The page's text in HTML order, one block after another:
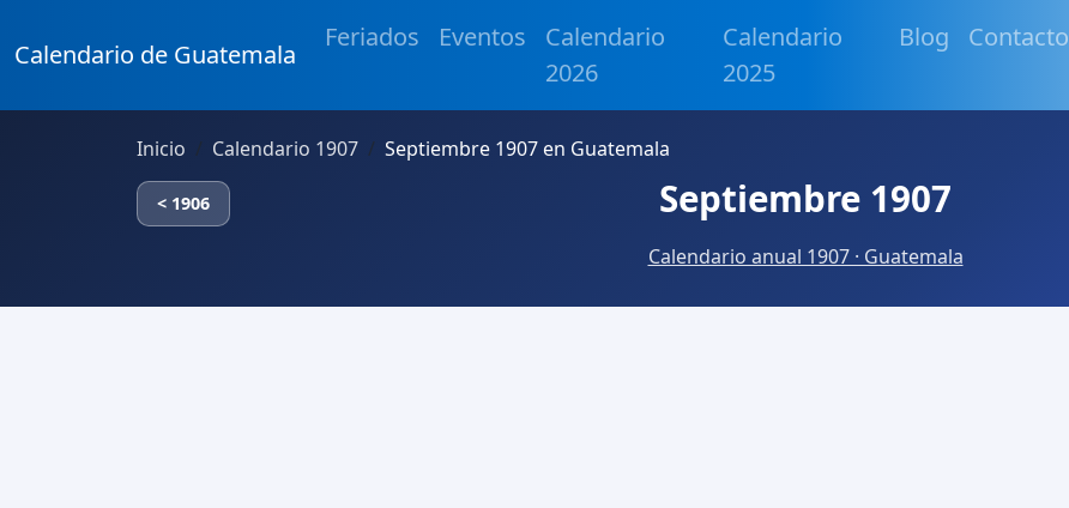
Calendario de Guatemala
Feriados Eventos
Calendario
2026
Calendario
2025
Blog Contacto
Inicio Calendario 1907 Septiembre 1907 en Guatemala
< 1906 Septiembre 1907
Calendario anual 1907 · Guatemala